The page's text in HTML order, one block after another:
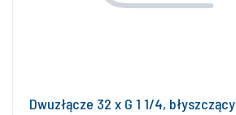
Dwuzłącze 32 x G 1 1/4, błyszczący